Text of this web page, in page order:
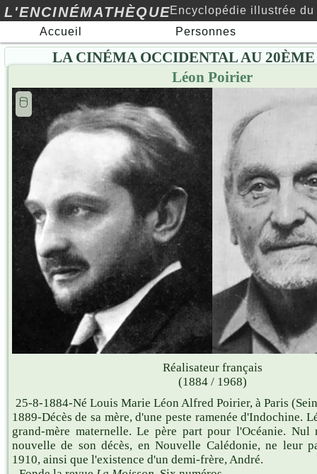
L'ENCINÉMATHÈQUEEncyclopédie illustrée du
cinéma au xxe siècle…
Accueil Personnes
LA CINÉMA OCCIDENTAL AU
Léon Poirier
🖯
Réalisateur français
(1884 / 1968)
25-8-1884-Né Louis Marie Léon Alfred Poirier, à Paris
1889-Décès de sa mère, d'une peste ramenée d'Indochine.
grand-mère maternelle. Le père part pour l'Océanie.
nouvelle de son décès, en Nouvelle Calédonie, ne leur
1910, ainsi que l'existence d'un demi-frère, André.